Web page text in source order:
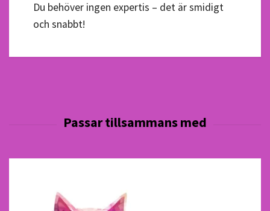
Du behöver ingen expertis – det är smidigt
och snabbt!